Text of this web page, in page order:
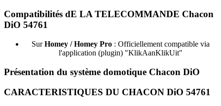
Compatibilités dE LA TELECOMMANDE Chacon
DiO 54761
SurHomey / Homey Pro: Officiellement compatible via
l'application (plugin) "KlikAanKlikUit"
Présentation du système domotique Chacon DiO
CARACTERISTIQUES DU CHACON DiO 54761